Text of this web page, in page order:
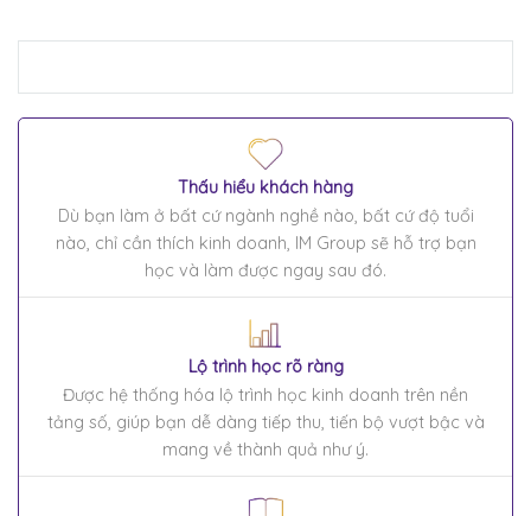
Thấu hiểu khách hàng
Dù bạn làm ở bất cứ ngành nghề nào, bất cứ độ tuổi
nào, chỉ cần thích kinh doanh, IM Group sẽ hỗ trợ bạn
học và làm được ngay sau đó.
Lộ trình học rõ ràng
Được hệ thống hóa lộ trình học kinh doanh trên nền
tảng số, giúp bạn dễ dàng tiếp thu, tiến bộ vượt bậc và
mang về thành quả như ý.